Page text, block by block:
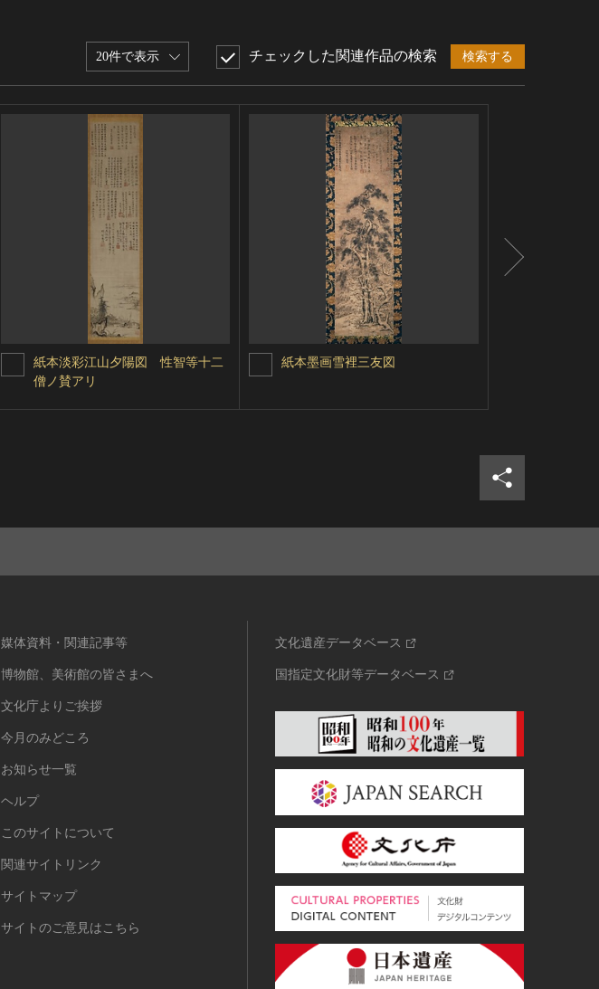
20件で表示 チェックした関連作品の検索 検索する
紙本淡彩江山夕陽図 性智等十二
僧ノ賛アリ
紙本墨画雪裡三友図
媒体資料・関連記事等
博物館、美術館の皆さまへ
文化庁よりご挨拶
今月のみどころ
お知らせ一覧
ヘルプ
このサイトについて
関連サイトリンク
サイトマップ
サイトのご意見はこちら
文化遺産データベース
国指定文化財等データベース